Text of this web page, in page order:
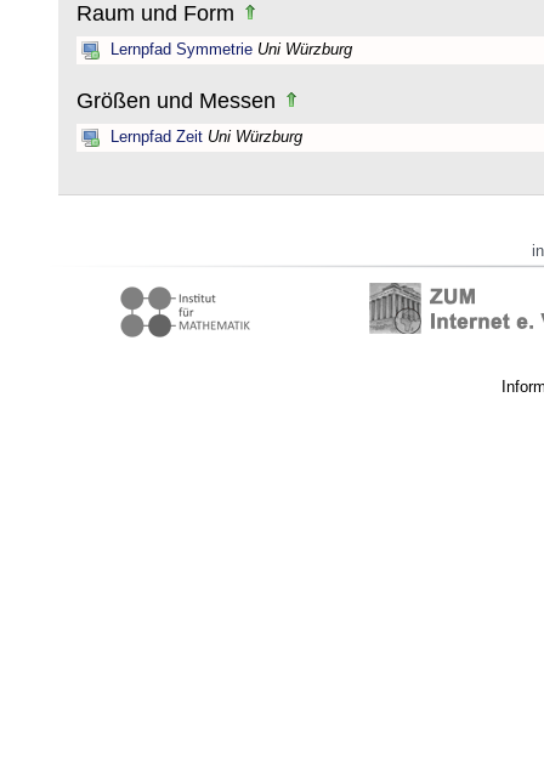
Raum und Form
Lernpfad Symmetrie Uni Würzburg
Größen und Messen
Lernpfad Zeit Uni Würzburg